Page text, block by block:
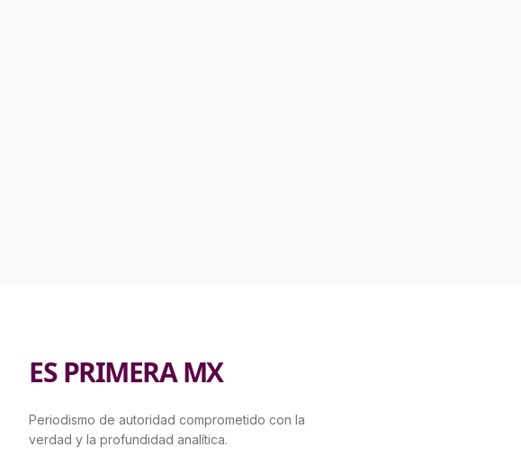
ES PRIMERA MX
Periodismo de autoridad comprometido con la
verdad y la profundidad analítica.